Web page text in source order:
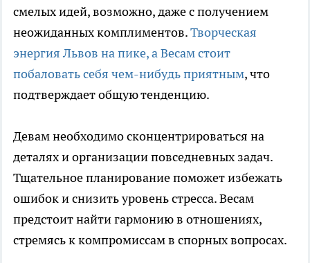
смелых идей, возможно, даже с получением
неожиданных комплиментов.Творческая
энергия Львов на пике, а Весам стоит
побаловать себя чем-нибудь приятным, что
подтверждает общую тенденцию.
Девам необходимо сконцентрироваться на
деталях и организации повседневных задач.
Тщательное планирование поможет избежать
ошибок и снизить уровень стресса. Весам
предстоит найти гармонию в отношениях,
стремясь к компромиссам в спорных вопросах.